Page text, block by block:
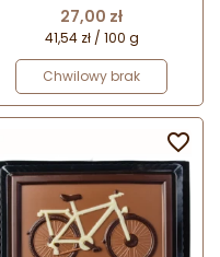
w pudełku
Cena
27,00 zł
41,54 zł / 100 g
Chwilowy brak
